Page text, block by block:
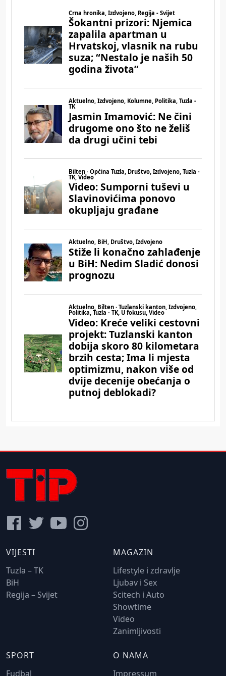
VIJESTI
Tuzla – TK
BiH
Regija – Svijet
MAGAZIN
Lifestyle i zdravlje
Ljubav i Sex
Scitech i Auto
Showtime
Video
Zanimljivosti
SPORT
Fudbal
O NAMA
Impressum